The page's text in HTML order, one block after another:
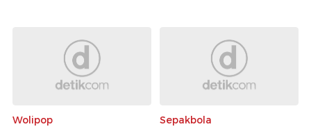
Wolipop Sepakbola